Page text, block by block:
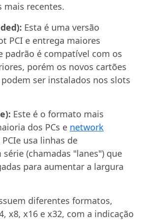
mais recentes.
Esta é uma versão
PCI e entrega maiores
padrão é compatível com os
porém os novos cartões
podem ser instalados nos slots
Este é o formato mais
dos PCs e network
usa linhas de
(chamadas "lanes") que
para aumentar a largura
diferentes formatos,
x8, x16 e x32, com a indicação